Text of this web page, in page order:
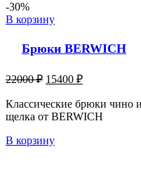
-30%
В корзину
Брюки BERWICH
22000₽ 15400 ₽
Классические брюки чино
щелка от BERWICH
В корзину